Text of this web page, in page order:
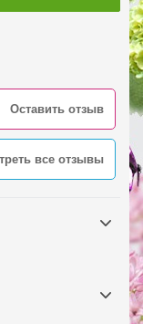
Оставить отзыв
все отзывы